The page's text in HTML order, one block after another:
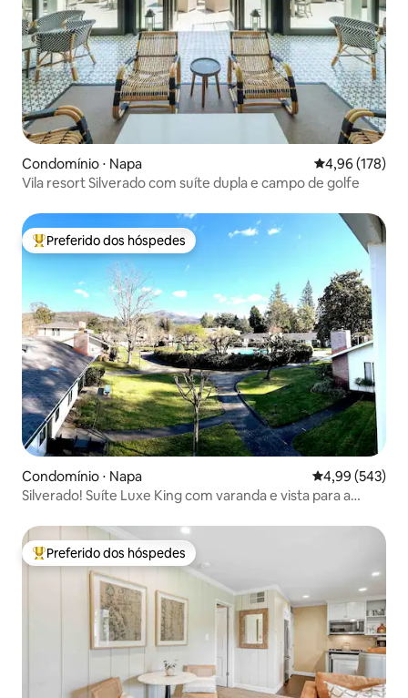
Condomínio ⋅ Napa 4,96 de uma
4,96 (178)
Vila resort Silverado com suíte dupla e campo de golfe
Entre os melhores preferidos dos hóspedes
Preferido dos hóspedes
Condomínio ⋅ Napa 4,99 de uma
4,99 (543)
Silverado! Suíte Luxe King com varanda e vista para a
Entre os melhores preferidos dos hóspedes
Preferido dos hóspedes